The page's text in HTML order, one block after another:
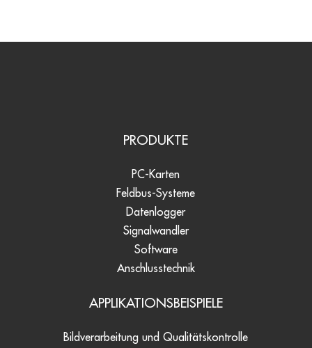
PRODUKTE
PC-Karten
Feldbus-Systeme
Datenlogger
Signalwandler
Software
Anschlusstechnik
APPLIKATIONSBEISPIELE
Bildverarbeitung und Qualitätskontrolle